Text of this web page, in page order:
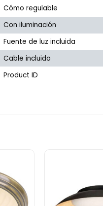
Cómo regulable
Con iluminación
Fuente de luz incluida
Cable incluido
Product ID